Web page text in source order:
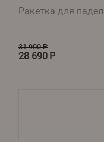
Ракетка для
31 900 Р
28 690 Р